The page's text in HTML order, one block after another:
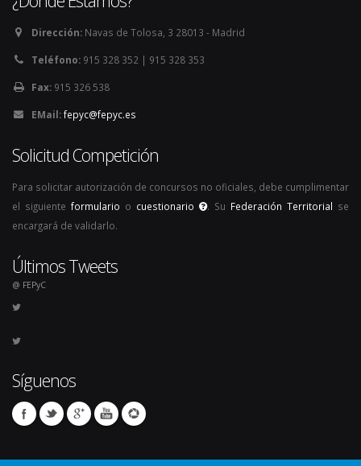
Dirección: Navas de Tolosa, 3 28013 - Madrid
Teléfono: 915 328 352 | 915 328 353
Fax: 915 326 538
EMail:fepyc@fepyc.es
Solicitud Competición
Para solicitar autorización de concursos no oficiales, debe cumplimentar
el siguiente formulario o cuestionario . Su Federación Territorial se
encargará de validarlo.
Últimos Tweets
@ FEPyC
Síguenos